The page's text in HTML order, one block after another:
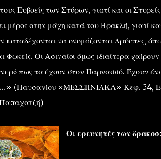
Ευβοείς των Στύρων, γιατί και οι
μέρος στην μάχη κατά του Ηρακλή, γιατί
καταδέχονται να ονομάζονται Δρύοπες,
Οι Ασιναίοι όμως ιδιαίτερα
πως τα έχουν στον Παρνασσό. Έχουν
(Παυσανίου «ΜΕΣΣΗΝΙΑΚΑ» Κεφ. 34,
Οι ερευνητές των